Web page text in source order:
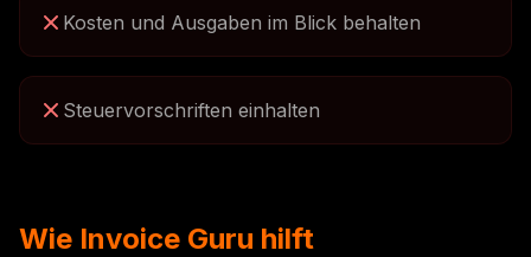
Kosten und Ausgaben im Blick behalten
Steuervorschriften einhalten
Wie Invoice Guru hilft